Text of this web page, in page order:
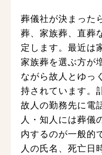
葬儀社が決まった
葬、家族葬、直葬
定します。最近は
家族葬を選ぶ方が
ながら故人とゆっ
持されています。
故人の勤務先に電
人・知人には葬儀
内するのが一般的
人の氏名、死亡日